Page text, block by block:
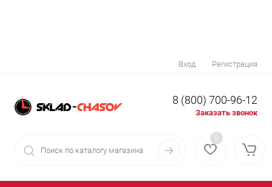
Вход Регистрация
8 (800) 700-96-12
Заказать звонок
0